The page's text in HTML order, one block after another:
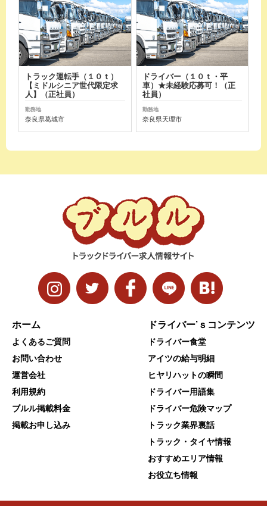
トラック運転手（１０ｔ）
【ミドルシニア世代限定求
人】（正社員）
勤務地
奈良県葛城市
ドライバー（１０ｔ・平
車）★未経験応募可！（正
社員）
勤務地
奈良県天理市
ホーム
よくあるご質問
お問い合わせ
運営会社
利用規約
ブルル掲載料金
掲載お申し込み
ドライバー’ｓコンテンツ
ドライバー食堂
アイツの給与明細
ヒヤリハットの瞬間
ドライバー用語集
ドライバー危険マップ
トラック業界裏話
トラック・タイヤ情報
おすすめエリア情報
お役立ち情報